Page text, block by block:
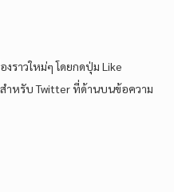
ราวใหม่ๆ โดยกดปุ่ม Like
ำหรับ Twitter ที่ด้านบนข้อความ